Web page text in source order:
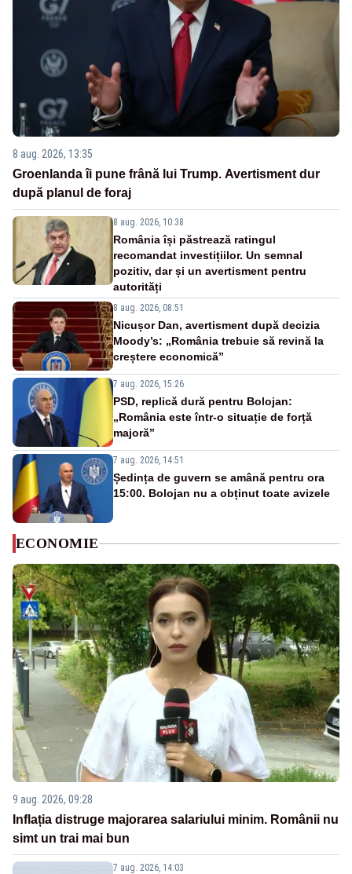
8 aug. 2026, 13:35
Groenlanda îi pune frână lui Trump. Avertisment dur
după planul de foraj
8 aug. 2026, 10:38
România își păstrează ratingul
recomandat investițiilor. Un semnal
pozitiv, dar și un avertisment pentru
autorități
8 aug. 2026, 08:51
Nicușor Dan, avertisment după decizia
Moody’s: „România trebuie să revină la
creștere economică”
7 aug. 2026, 15:26
PSD, replică dură pentru Bolojan:
„România este într-o situație de forță
majoră”
7 aug. 2026, 14:51
Ședința de guvern se amână pentru ora
15:00. Bolojan nu a obținut toate avizele
ECONOMIE
9 aug. 2026, 09:28
Inflația distruge majorarea salariului minim. Românii nu
simt un trai mai bun
7 aug. 2026, 14:03